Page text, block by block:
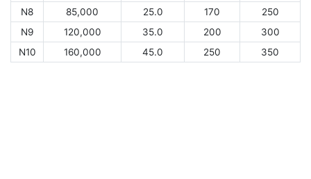
N8
85,000 25.0 170
250
N9
120,000 35.0 200
300
N10
160,000 45.0 250 350